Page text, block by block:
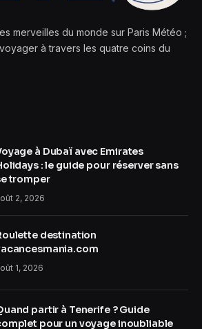
merveilles du monde sur Paris Météo ;
à travers les quatre coins du
à Dubaï avec Emirates
: le guide pour réserver sans
tromper
2, 2026
destination
1, 2026
partir à Tenerife ? Guide
pour un voyage inoubliable